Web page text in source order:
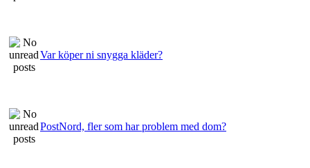
Var köper ni snygga kläder?
PostNord, fler som har problem med dom?